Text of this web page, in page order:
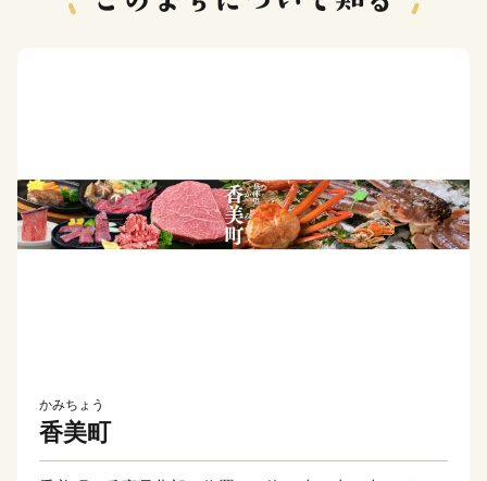
かみちょう
香美町